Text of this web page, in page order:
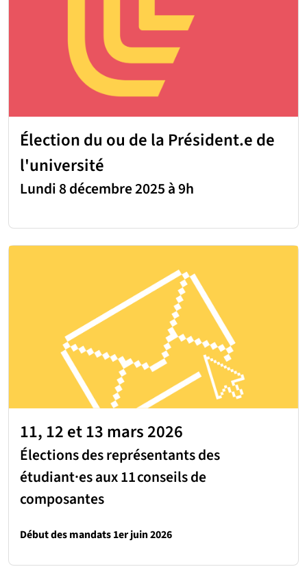
Élection du ou de la Président.e de
l'université
Lundi 8 décembre 2025 à 9h
11, 12 et 13 mars 2026
Élections des représentants des
étudiant·es aux 11 conseils de
composantes
Début des mandats 1er juin 2026